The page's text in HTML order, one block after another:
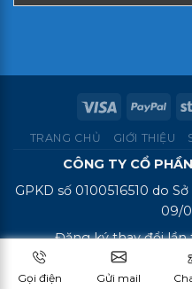
TRANG CHỦ GIỚI THIỆU
CÔNG TY CỔ
GPKD số 0100516510 do
09/
Đăng ký thay đổi lần
Địa Chỉ: số 6 Hòa Mã,
Gọi điện Gửi mail